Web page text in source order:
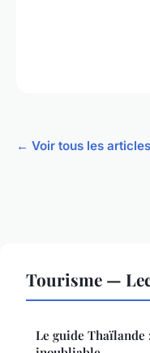
← Voir tous les
Tourisme —
Le guide Thaïlande